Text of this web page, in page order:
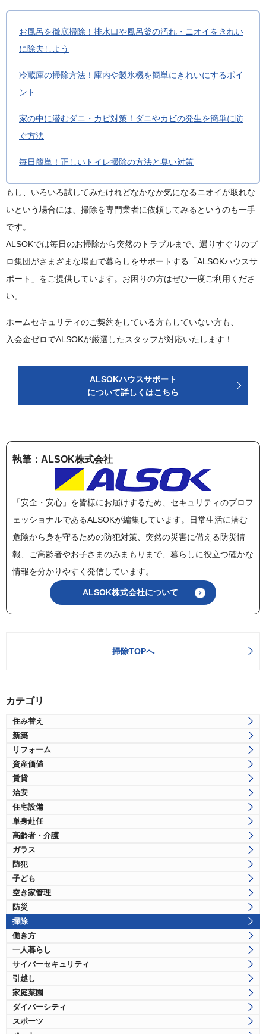
お風呂を徹底掃除！排水口や風呂釜の汚れ・ニオイをきれい
に除去しよう
冷蔵庫の掃除方法！庫内や製氷機を簡単にきれいにするポイ
ント
家の中に潜むダニ・カビ対策！ダニやカビの発生を簡単に防
ぐ方法
毎日簡単！正しいトイレ掃除の方法と臭い対策
もし、いろいろ試してみたけれどなかなか気になるニオイが取れな
いという場合には、掃除を専門業者に依頼してみるというのも一手
です。
ALSOKでは毎日のお掃除から突然のトラブルまで、選りすぐりのプ
ロ集団がさまざまな場面で暮らしをサポートする「ALSOKハウスサ
ポート」をご提供しています。お困りの方はぜひ一度ご利用くださ
い。
ホームセキュリティのご契約をしている方もしていない方も、
入会金ゼロでALSOKが厳選したスタッフが対応いたします！
ALSOKハウスサポート
について詳しくはこちら
執筆：ALSOK株式会社
「安全・安心」を皆様にお届けするため、セキュリティのプロフ
ェッショナルであるALSOKが編集しています。日常生活に潜む
危険から身を守るための防犯対策、突然の災害に備える防災情
報、ご高齢者やお子さまのみまもりまで、暮らしに役立つ確かな
情報を分かりやすく発信しています。
ALSOK株式会社について
掃除TOPへ
カテゴリ
住み替え
新築
リフォーム
資産価値
賃貸
治安
住宅設備
単身赴任
高齢者・介護
ガラス
防犯
子ども
空き家管理
防災
掃除
働き方
一人暮らし
サイバーセキュリティ
引越し
家庭菜園
ダイバーシティ
スポーツ